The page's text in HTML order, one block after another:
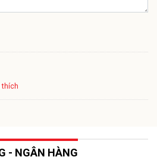
thích
- NGÂN HÀNG